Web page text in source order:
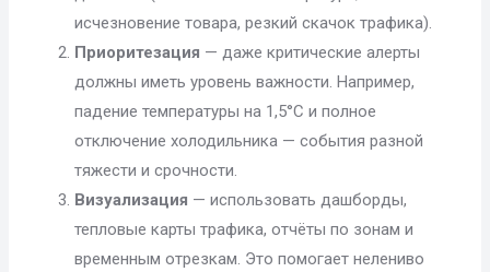
исчезновение товара, резкий скачок трафика).
Приоритезация — даже критические алерты
должны иметь уровень важности. Например,
падение температуры на 1,5°C и полное
отключение холодильника — события разной
тяжести и срочности.
Визуализация — использовать дашборды,
тепловые карты трафика, отчёты по зонам и
временным отрезкам. Это помогает нелениво